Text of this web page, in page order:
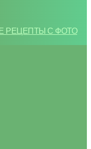
РЕЦЕПТЫ С ФОТО